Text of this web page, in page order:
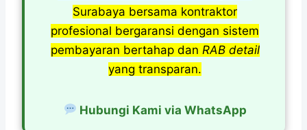
Surabaya bersama kontraktor
profesional bergaransi dengan sistem
pembayaran bertahap dan RAB detail
yang transparan.
Hubungi Kami via WhatsApp